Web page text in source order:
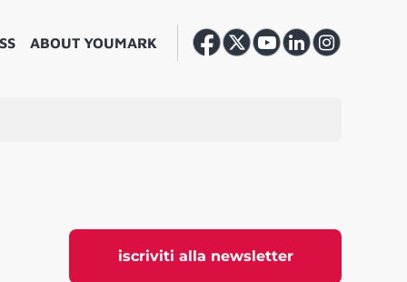
ABOUT YOUMARK
iscriviti alla newsletter